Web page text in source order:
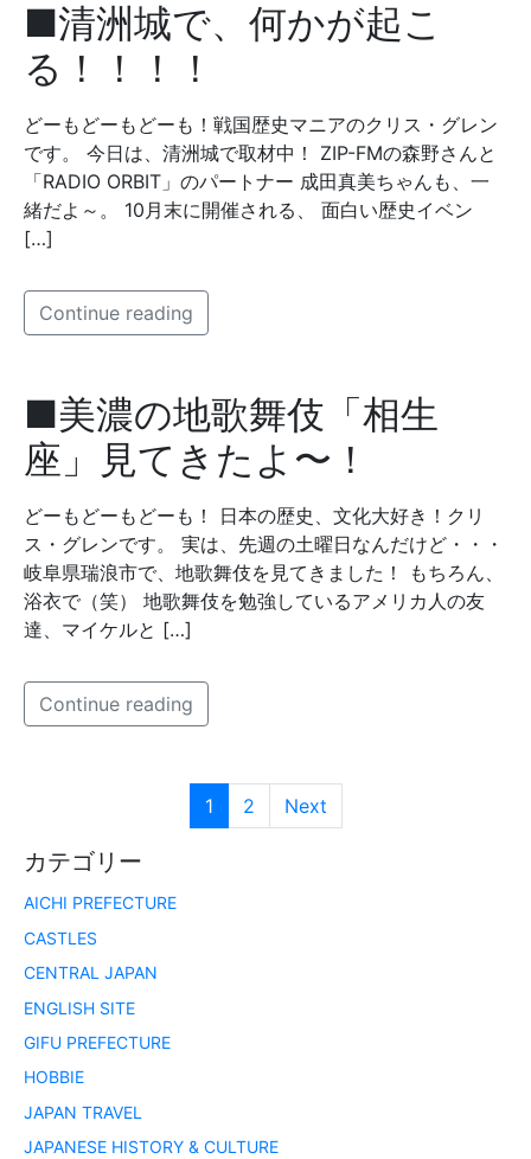
■清洲城で、何かが起こ
る！！！！
どーもどーもどーも！戦国歴史マニアのクリス・グレン
です。 今日は、清洲城で取材中！ ZIP-FMの森野さんと
「RADIO ORBIT」のパートナー 成田真美ちゃんも、一
緒だよ～。 10月末に開催される、 面白い歴史イベン
[…]
Continue reading
■美濃の地歌舞伎「相生
座」見てきたよ〜！
どーもどーもどーも！ 日本の歴史、文化大好き！クリ
ス・グレンです。 実は、先週の土曜日なんだけど・・・
岐阜県瑞浪市で、地歌舞伎を見てきました！ もちろん、
浴衣で（笑） 地歌舞伎を勉強しているアメリカ人の友
達、マイケルと […]
Continue reading
1 2 Next
カテゴリー
AICHI PREFECTURE
CASTLES
CENTRAL JAPAN
ENGLISH SITE
GIFU PREFECTURE
HOBBIE
JAPAN TRAVEL
JAPANESE HISTORY & CULTURE